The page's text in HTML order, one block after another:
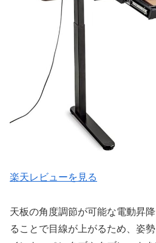
楽天レビューを見る
天板の角度調節が可能な電動昇
ることで目線が上がるため、姿